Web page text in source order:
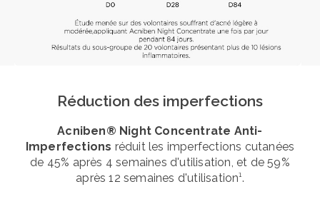
Réduction des imperfections
Acniben® Night Concentrate Anti-
Imperfections réduit les imperfections cutanées
de 45% après 4 semaines d'utilisation, et de 59%
après 12 semaines d'utilisation¹.